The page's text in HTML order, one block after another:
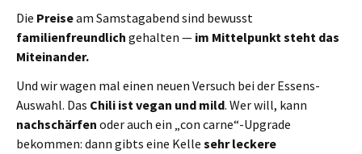
Die Preiseam Samstagabend sind bewusst
familienfreundlich gehalten — im Mittelpunkt steht das
Miteinander.
Und wir wagen mal einen neuen Versuch bei der Essens-
Auswahl. Das Chili ist vegan und mild. Wer will, kann
nachschärfen oder auch ein „con carne“-Upgrade
bekommen: dann gibts eine Kelle sehr leckere